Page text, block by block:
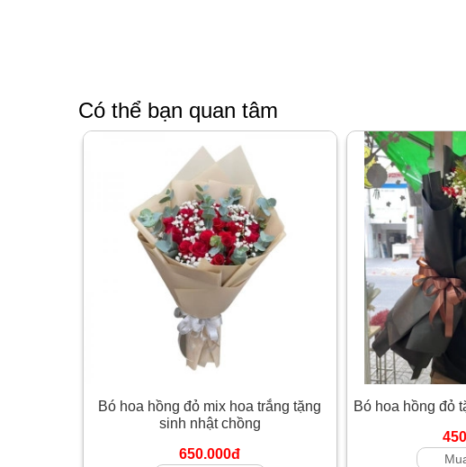
Có thể bạn quan tâm
Bó hoa hồng đỏ mix hoa trắng tặng
sinh nhật chồng
650.000đ
Bó hoa hồng đỏ